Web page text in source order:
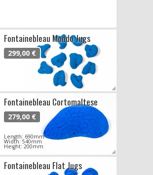
Fontainebleau Mondo Jugs
299,00 €
Fontainebleau Cortomaltese
279,00 €
Length: 690mm
Width: 540mm
Height: 200mm
Fontainebleau Flat Jugs